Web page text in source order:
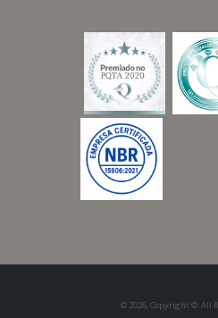
© 2026, Copyright ©. All